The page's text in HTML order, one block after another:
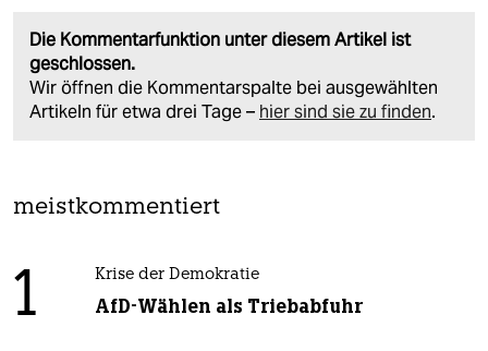
Die Kommentarfunktion unter diesem Artikel ist
geschlossen.
Wir öffnen die Kommentarspalte bei ausgewählten
Artikeln für etwa drei Tage – hier sind sie zu finden.
meistkommentiert
1 Krise der Demokratie
AfD-Wählen als Triebabfuhr